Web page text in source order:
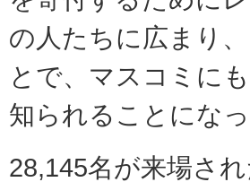
の人たちに広まり
とで、マスコミに
知られることにな
28,145名が来場さ